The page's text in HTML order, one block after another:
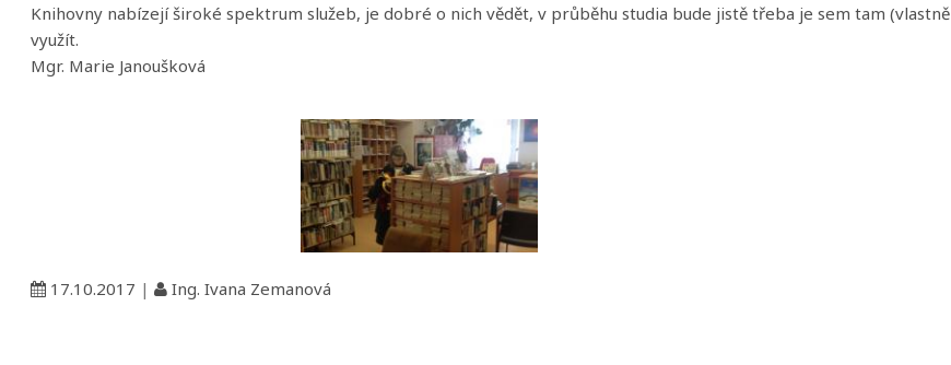
Knihovny nabízejí široké spektrum služeb, je dobré o nich vědět, v průběhu studia bude jistě třeba je sem tam
využít.
Mgr. Marie Janoušková
17.10.2017 | Ing. Ivana Zemanová